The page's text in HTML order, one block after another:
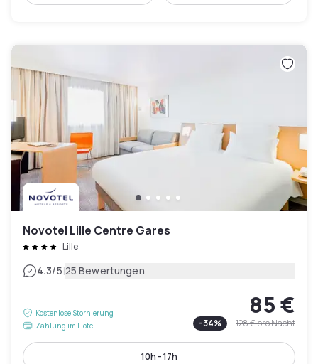
Novotel Lille Centre Gares
Lille
4.3/5|25 Bewertungen
Kostenlose Stornierung
Zahlung im Hotel
85 €
-34% 128 €pro Nacht
10h - 17h